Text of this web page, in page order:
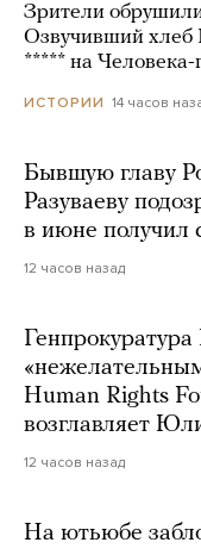
Зрители
Озвучивший хлеб
***** на
ИСТОРИИ 14 часов
Бывшую главу
Разуваеву
в июне получил
12 часов назад
Human Rights
возглавляет
12 часов назад
На ютьюбе